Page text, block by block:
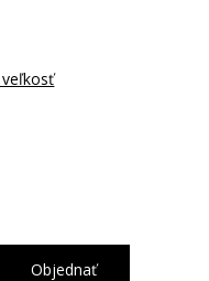
veľkosť
Objednať